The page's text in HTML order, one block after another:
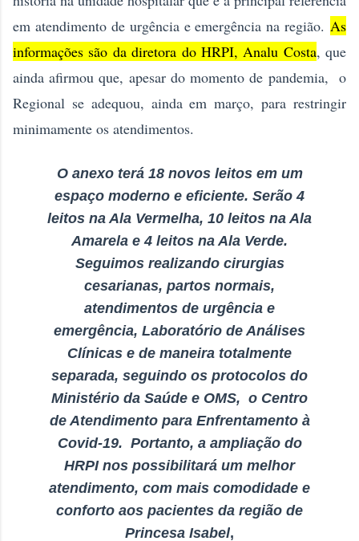
em atendimento de urgência e emergência na região. As
informações são da diretora do HRPI, Analu Costa, que
ainda afirmou que, apesar do momento de pandemia, o
Regional se adequou, ainda em março, para restringir
minimamente os atendimentos.
O anexo terá 18 novos leitos em um
espaço moderno e eficiente. Serão 4
leitos na Ala Vermelha, 10 leitos na Ala
Amarela e 4 leitos na Ala Verde.
Seguimos realizando cirurgias
cesarianas, partos normais,
atendimentos de urgência e
emergência, Laboratório de Análises
Clínicas e de maneira totalmente
separada, seguindo os protocolos do
Ministério da Saúde e OMS, o Centro
de Atendimento para Enfrentamento à
Covid-19. Portanto, a ampliação do
HRPI nos possibilitará um melhor
atendimento, com mais comodidade e
conforto aos pacientes da região de
Princesa Isabel,